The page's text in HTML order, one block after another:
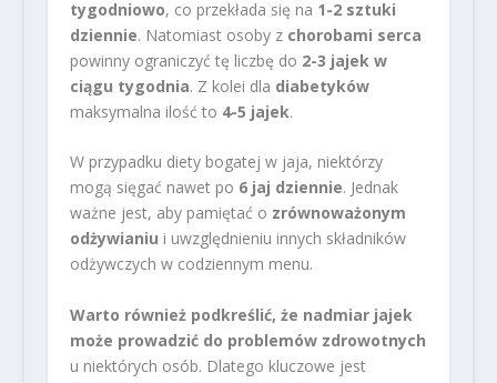
tygodniowo, co przekłada się na 1-2 sztuki
dziennie. Natomiast osoby z chorobami serca
powinny ograniczyć tę liczbę do 2-3 jajek w
ciągu tygodnia. Z kolei dla diabetyków
maksymalna ilość to 4-5 jajek.
W przypadku diety bogatej w jaja, niektórzy
mogą sięgać nawet po 6 jaj dziennie. Jednak
ważne jest, aby pamiętać o zrównoważonym
odżywianiu i uwzględnieniu innych składników
odżywczych w codziennym menu.
Warto również podkreślić, że nadmiar jajek
może prowadzić do problemów zdrowotnych
u niektórych osób. Dlatego kluczowe jest